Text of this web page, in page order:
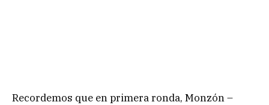
Recordemos que en primera ronda, Monzón –